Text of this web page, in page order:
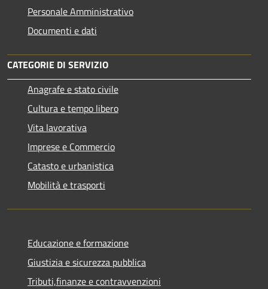
Personale Amministrativo
Documenti e dati
CATEGORIE DI SERVIZIO
Anagrafe e stato civile
Cultura e tempo libero
Vita lavorativa
Imprese e Commercio
Catasto e urbanistica
Mobilità e trasporti
Educazione e formazione
Giustizia e sicurezza pubblica
Tributi,finanze e contravvenzioni